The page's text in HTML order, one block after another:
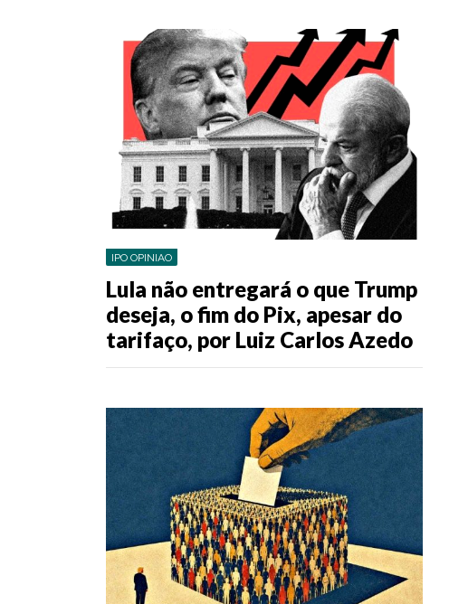
IPO OPINIAO
Lula não entregará o que Trump
deseja, o fim do Pix, apesar do
tarifaço, por Luiz Carlos Azedo